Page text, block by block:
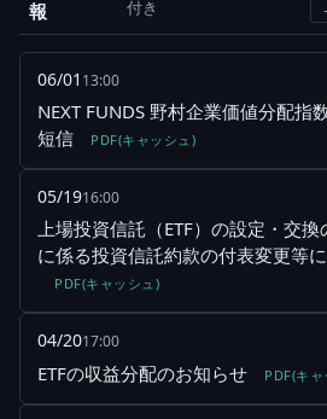
報 付き
06/01 13:00
NEXT FUNDS 野村企業価値分配指
短信
PDF(キャッシュ)
05/1916:00
上場投資信託（ETF）の設定・交
に係る投資信託約款の付表変更等
PDF(キャッシュ)
04/2017:00
ETFの収益分配のお知らせ PDF(キ